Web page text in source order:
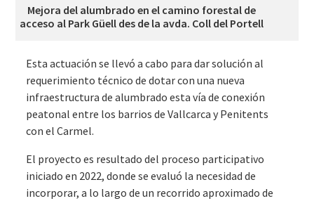
Mejora del alumbrado en el camino forestal de
acceso al Park Güell des de la avda. Coll del Portell
Esta actuación se llevó a cabo para dar solución al
requerimiento técnico de dotar con una nueva
infraestructura de alumbrado esta vía de conexión
peatonal entre los barrios de Vallcarca y Penitents
con el Carmel.
El proyecto es resultado del proceso participativo
iniciado en 2022, donde se evaluó la necesidad de
incorporar, a lo largo de un recorrido aproximado de